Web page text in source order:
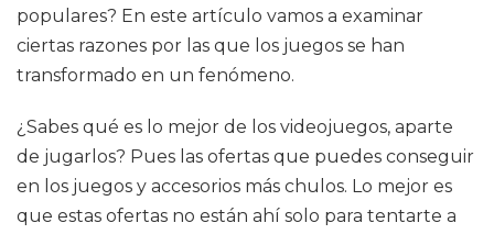
populares? En este artículo vamos a examinar
ciertas razones por las que los juegos se han
transformado en un fenómeno.
¿Sabes qué es lo mejor de los videojuegos, aparte
de jugarlos? Pues las ofertas que puedes conseguir
en los juegos y accesorios más chulos. Lo mejor es
que estas ofertas no están ahí solo para tentarte a